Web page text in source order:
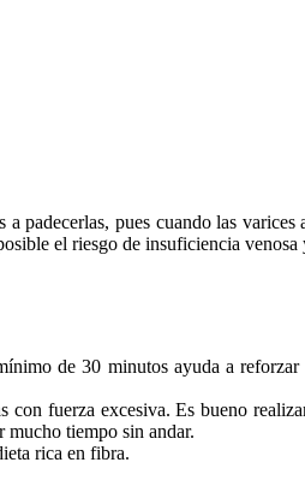
pues cuando las
el riesgo de insuficiencia venosa
de 30 minutos ayuda a
fuerza excesiva. Es bueno
mucho tiempo sin andar.
rica en fibra.